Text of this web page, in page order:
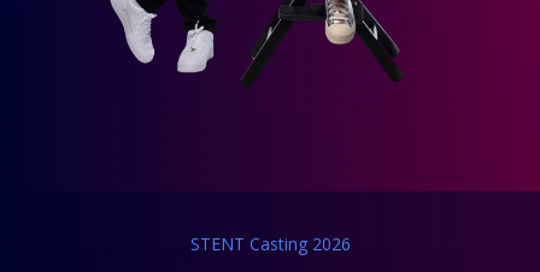
STENT Casting 2026